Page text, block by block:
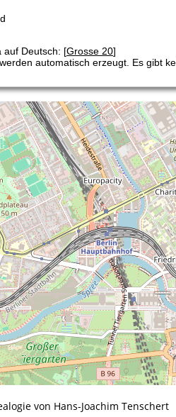
auf Deutsch: [Grosse 20]
automatisch erzeugt. Es gibt
von Hans-Joachim Tenschert